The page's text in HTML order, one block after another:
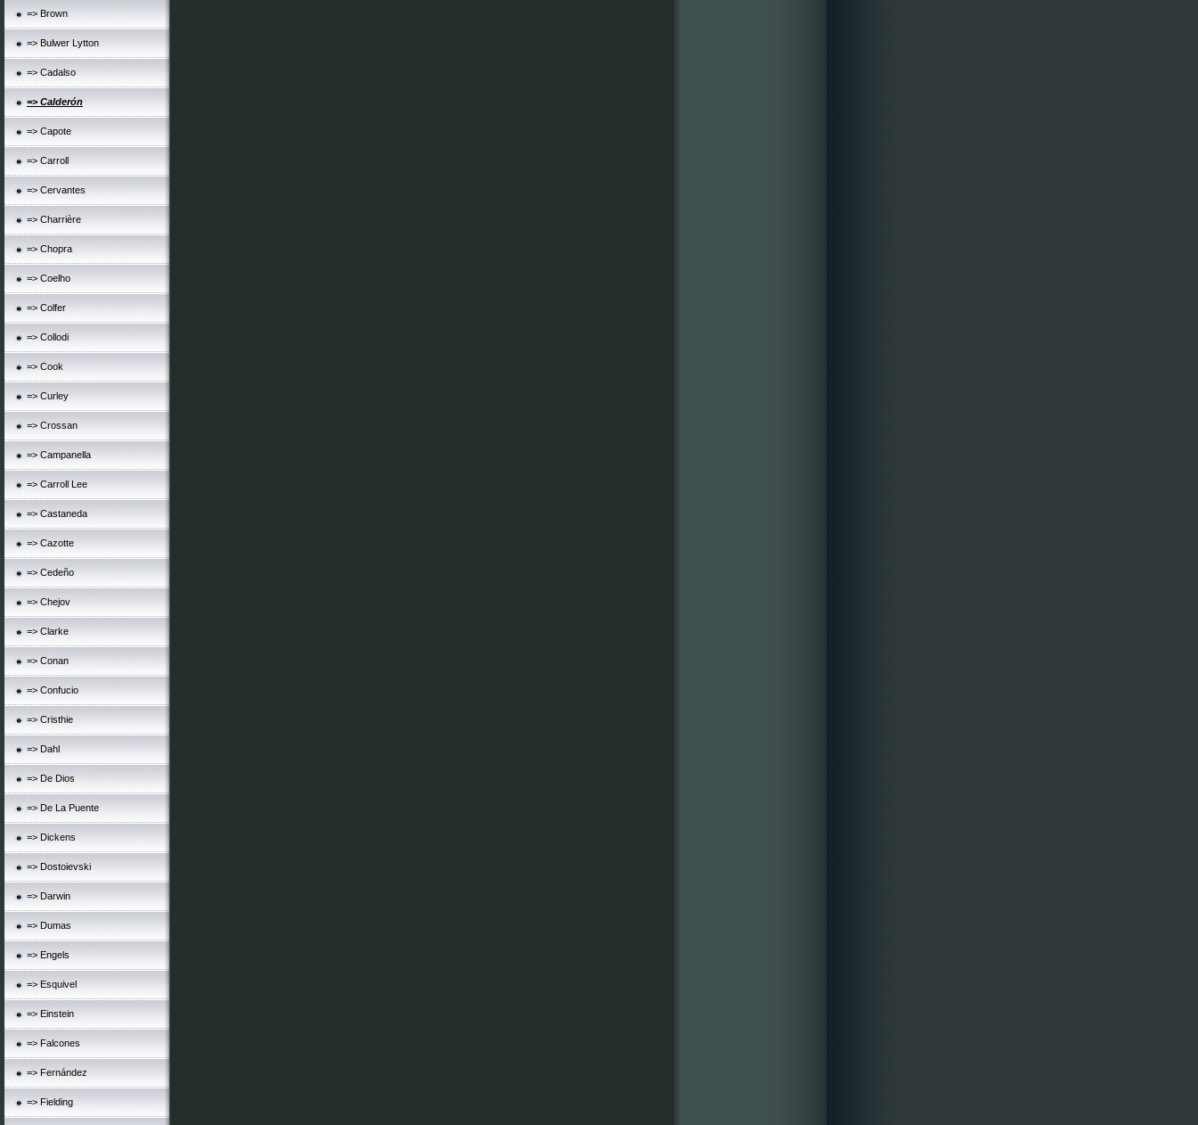
=> Brown
=> Bulwer Lytton
=> Cadalso
=> Calderón
=> Capote
=> Carroll
=> Cervantes
=> Charrière
=> Chopra
=> Coelho
=> Colfer
=> Collodi
=> Cook
=> Curley
=> Crossan
=> Campanella
=> Carroll Lee
=> Castaneda
=> Cazotte
=> Cedeño
=> Chejov
=> Clarke
=> Conan
=> Confucio
=> Cristhie
=> Dahl
=> De Dios
=> De La Puente
=> Dickens
=> Dostoievski
=> Darwin
=> Dumas
=> Engels
=> Esquivel
=> Einstein
=> Falcones
=> Fernández
=> Fielding